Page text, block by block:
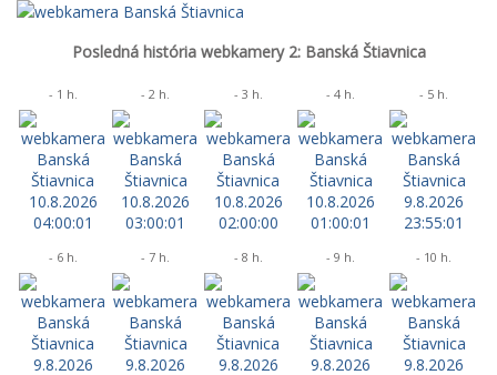
Posledná história webkamery 2: Banská Štiavnica
- 1 h. - 2 h. - 3 h. - 4 h. - 5 h.
- 6 h. - 7 h. - 8 h. - 9 h. - 10 h.